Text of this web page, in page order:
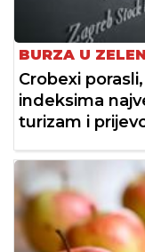
BURZA U
Crobexi
indeksima
turizam i